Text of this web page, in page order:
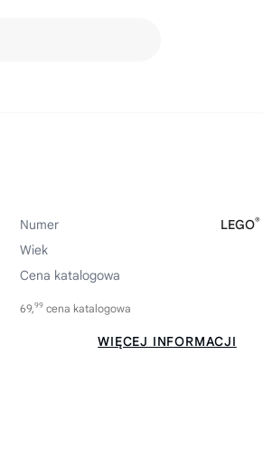
Numer LEGO®
Wiek
Cena katalogowa
69,99 cena katalogowa
WIĘCEJ INFORMACJI